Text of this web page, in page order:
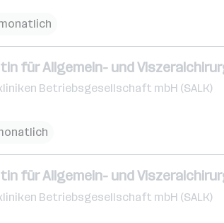
monatlich
für Allgemein- und
Betriebsgesellschaft mbH (SALK)
für Allgemein- und
Betriebsgesellschaft mbH (SALK)